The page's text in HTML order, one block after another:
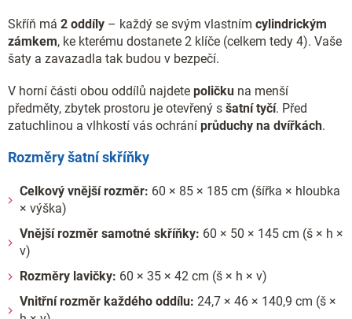
Skříň má 2 oddíly – každý se svým vlastním cylindrickým
zámkem, ke kterému dostanete 2 klíče (celkem tedy 4). Vaše
šaty a zavazadla tak budou v bezpečí.
V horní části obou oddílů najdete poličku na menší
předměty, zbytek prostoru je otevřený s šatní tyčí. Před
zatuchlinou a vlhkostí vás ochrání průduchy na dvířkách.
Rozměry šatní skříňky
Celkový vnější rozměr: 60 × 85 × 185 cm (šířka × hloubka
× výška)
Vnější rozměr samotné skříňky: 60 × 50 × 145 cm (š × h ×
v)
Rozměry lavičky: 60 × 35 × 42 cm (š × h × v)
Vnitřní rozměr každého oddílu: 24,7 × 46 × 140,9 cm (š ×